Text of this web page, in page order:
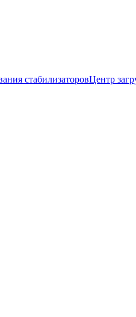
стабилизаторовЦентр